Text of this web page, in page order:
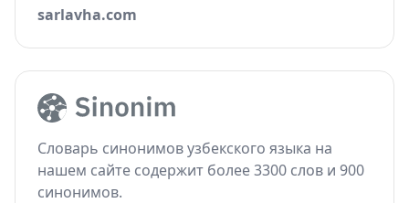
sarlavha.com
Словарь синонимов узбекского языка на
нашем сайте содержит более 3300 слов и 900
синонимов.